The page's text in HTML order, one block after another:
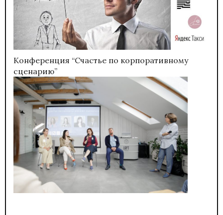
Конференция “Счастье по корпоративному
сценарию”